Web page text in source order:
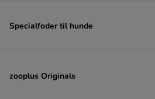
Specialfoder til hunde
zooplus Originals